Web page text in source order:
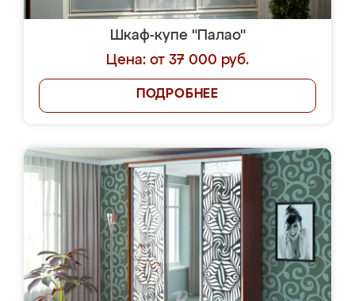
Шкаф-купе "Палао"
Цена: от 37 000 руб.
ПОДРОБНЕЕ